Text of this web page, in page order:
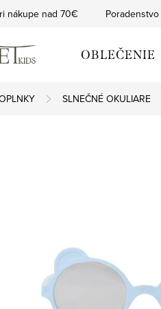
nákupe nad 70€
OBLEČENIE
SLNEČNÉ OKULIARE